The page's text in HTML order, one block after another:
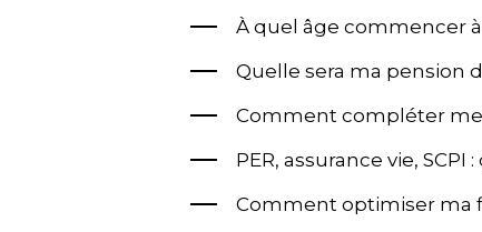
À quel âge commencer
Quelle sera ma pension
Comment compléter
PER, assurance vie,
Comment optimiser ma